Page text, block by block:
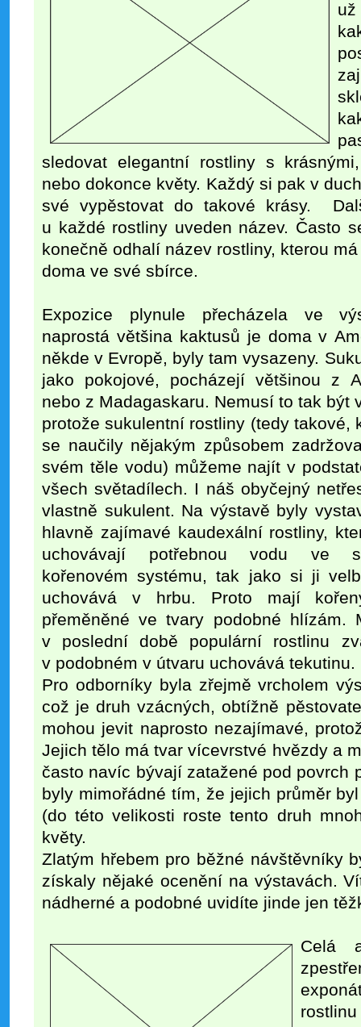
sledovat elegantní rostliny s
nebo dokonce květy. Každý si pak v
své vypěstovat do takové krásy.
u každé rostliny uveden název. Často
konečně odhalí název rostliny, kterou
doma ve své sbírce.
Expozice plynule přecházela ve
naprostá většina kaktusů je doma v
někde v Evropě, byly tam vysazeny.
jako pokojové, pocházejí většinou z
nebo z Madagaskaru. Nemusí to tak být
protože sukulentní rostliny (tedy takové,
se naučily nějakým způsobem
svém těle vodu) můžeme najít v
všech světadílech. I náš obyčejný
vlastně sukulent. Na výstavě byly
hlavně zajímavé kaudexální rostliny,
uchovávají potřebnou vodu ve
kořenovém systému, tak jako si ji
uchovává v hrbu. Proto mají
přeměněné ve tvary podobné
v poslední době populární rostlinu
v podobném v útvaru uchovává tekutinu.
Pro odborníky byla zřejmě vrcholem
což je druh vzácných, obtížně
mohou jevit naprosto nezajímavé,
Jejich tělo má tvar vícevrstvé hvězdy a
často navíc bývají zatažené pod povrch
byly mimořádné tím, že jejich průměr
(do této velikosti roste tento druh
květy.
Zlatým hřebem pro běžné návštěvníky
získaly nějaké ocenění na výstavách.
nádherné a podobné uvidíte jinde jen
Celá